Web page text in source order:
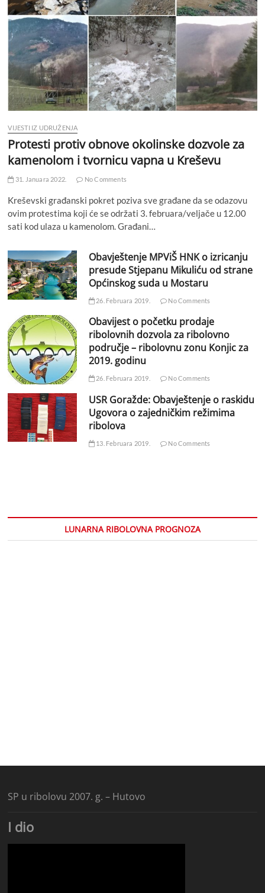
VIJESTI IZ UDRUŽENJA
Protesti protiv obnove okolinske dozvole za
kamenolom i tvornicu vapna u Kreševu
31. Januara 2022. No Comments
Kreševski građanski pokret poziva sve građane da se odazovu
ovim protestima koji će se održati 3. februara/veljače u 12.00
sati kod ulaza u kamenolom. Građani…
Obavještenje MPViŠ HNK o izricanju
presude Stjepanu Mikuliću od strane
Općinskog suda u Mostaru
26. Februara 2019. No Comments
Obavijest o početku prodaje
ribolovnih dozvola za ribolovno
područje – ribolovnu zonu Konjic za
2019. godinu
26. Februara 2019. No Comments
USR Goražde: Obavještenje o raskidu
Ugovora o zajedničkim režimima
ribolova
13. Februara 2019. No Comments
LUNARNA RIBOLOVNA PROGNOZA
SP u ribolovu 2007. g. – Hutovo
I dio